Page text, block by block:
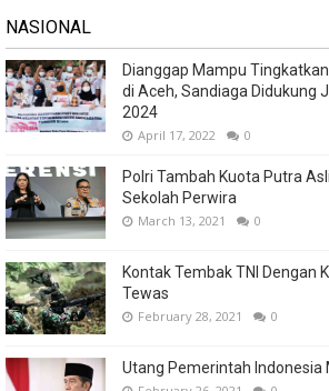
NASIONAL
Dianggap Mampu
di Aceh, Sandiaga Didukung
2024
April 17, 2022 0
Polri Tambah Kuota Putra
Sekolah Perwira
March 13, 2021 0
Kontak Tembak TNI Dengan
Tewas
February 28, 2021 0
Utang Pemerintah Indonesia